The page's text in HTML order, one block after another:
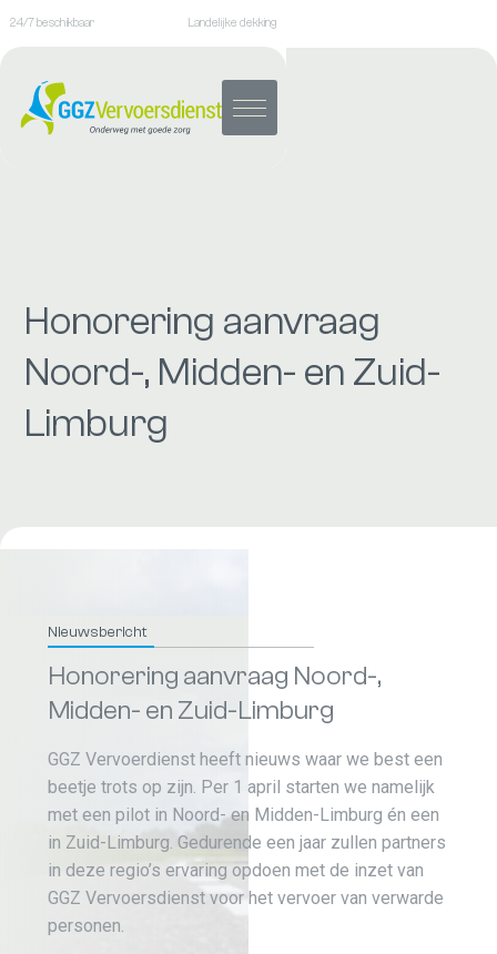
24/7 beschikbaar Landelijke dekking
Honorering aanvraag
Noord-, Midden- en Zuid-
Limburg
Nieuwsbericht
Honorering aanvraag Noord-,
Midden- en Zuid-Limburg
GGZ Vervoerdienst heeft nieuws waar we best een
beetje trots op zijn. Per 1 april starten we namelijk
met een pilot in Noord- en Midden-Limburg én een
in Zuid-Limburg. Gedurende een jaar zullen partners
in deze regio’s ervaring opdoen met de inzet van
GGZ Vervoersdienst voor het vervoer van verwarde
personen.